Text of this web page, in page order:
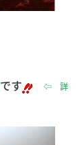
です
⇦ 詳